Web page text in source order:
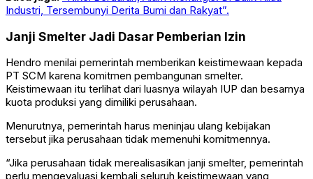
Industri, Tersembunyi Derita Bumi dan Rakyat”.
Janji Smelter Jadi Dasar Pemberian Izin
Hendro menilai pemerintah memberikan keistimewaan kepada
PT SCM karena komitmen pembangunan smelter.
Keistimewaan itu terlihat dari luasnya wilayah IUP dan besarnya
kuota produksi yang dimiliki perusahaan.
Menurutnya, pemerintah harus meninjau ulang kebijakan
tersebut jika perusahaan tidak memenuhi komitmennya.
“Jika perusahaan tidak merealisasikan janji smelter, pemerintah
perlu mengevaluasi kembali seluruh keistimewaan yang